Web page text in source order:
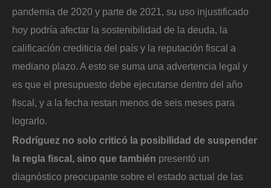
pandemia de 2020 y parte de 2021, su uso injustificado
hoy podría afectar la sostenibilidad de la deuda, la
calificación crediticia del país y la reputación fiscal a
mediano plazo. A esto se suma una advertencia legal y
es que el presupuesto debe ejecutarse dentro del año
fiscal, y a la fecha restan menos de seis meses para
lograrlo.
Rodríguez no solo criticó la posibilidad de suspender
la regla fiscal, sino que también presentó un
diagnóstico preocupante sobre el estado actual de las